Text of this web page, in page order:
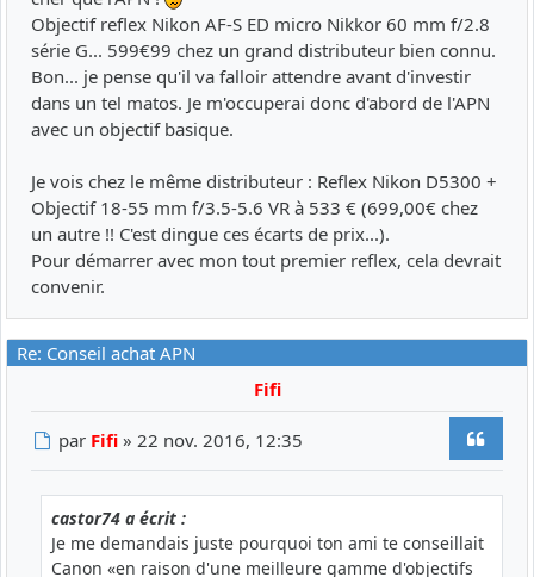
Objectif reflex Nikon AF-S ED micro Nikkor 60 mm f/2.8
série G... 599€99 chez un grand distributeur bien connu.
Bon... je pense qu'il va falloir attendre avant d'investir
dans un tel matos. Je m'occuperai donc d'abord de l'APN
avec un objectif basique.
Je vois chez le même distributeur : Reflex Nikon D5300 +
Objectif 18-55 mm f/3.5-5.6 VR à 533 € (699,00€ chez
un autre !! C'est dingue ces écarts de prix...).
Pour démarrer avec mon tout premier reflex, cela devrait
convenir.
Re: Conseil achat APN
Fifi
Message
par Fifi »22 nov. 2016, 12:35
castor74 a écrit :
Je me demandais juste pourquoi ton ami te conseillait
Canon «en raison d'une meilleure gamme d'objectifs